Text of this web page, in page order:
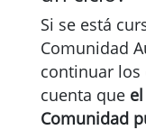
Si se está
Comunidad
continuar los
cuenta que
Comunidad